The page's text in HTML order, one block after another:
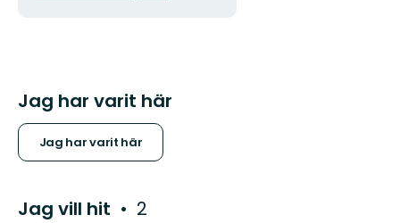
Jag har varit här
Jag har varit här
Jag vill hit 2